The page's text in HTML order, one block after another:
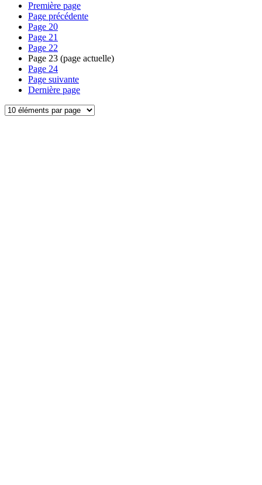
Première page
Page précédente
Page 20
Page 21
Page 22
Page 23 (page actuelle)
Page 24
Page suivante
Dernière page